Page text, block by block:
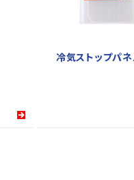
冷気ストップパ